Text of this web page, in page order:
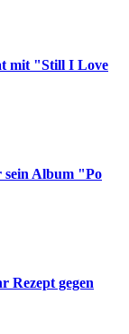
mit "Still I Love
sein Album "Po
Rezept gegen